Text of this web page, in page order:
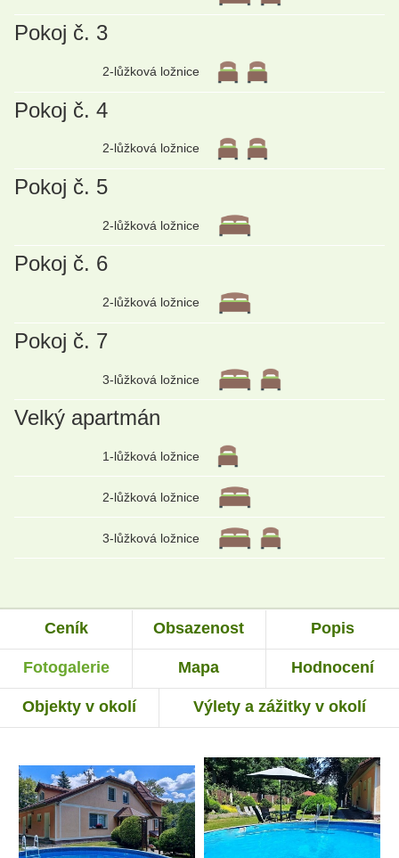
Pokoj č. 3
2-lůžková ložnice
Pokoj č. 4
2-lůžková ložnice
Pokoj č. 5
2-lůžková ložnice
Pokoj č. 6
2-lůžková ložnice
Pokoj č. 7
3-lůžková ložnice
Velký apartmán
1-lůžková ložnice
2-lůžková ložnice
3-lůžková ložnice
Ceník Obsazenost Popis
Fotogalerie Mapa Hodnocení
Objekty v okolí Výlety a zážitky v okolí